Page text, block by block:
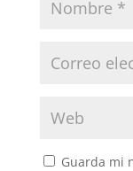
Guarda mi